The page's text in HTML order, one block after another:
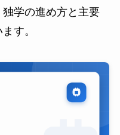
学の進め方と主要
す。